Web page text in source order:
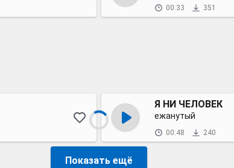
00:33 351
Я НИ ЧЕЛОВЕК
ежанутый
00:48 240
Показать ещё